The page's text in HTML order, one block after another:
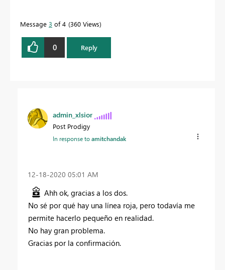
Message 3 of 4 360 Views
0 Reply
admin_xlsior
Post Prodigy
In response toamitchandak
‎12-18-2020 05:01 AM
Ahh ok, gracias a los dos.
No sé por qué hay una línea roja, pero todavía me
permite hacerlo pequeño en realidad.
No hay gran problema.
Gracias por la confirmación.